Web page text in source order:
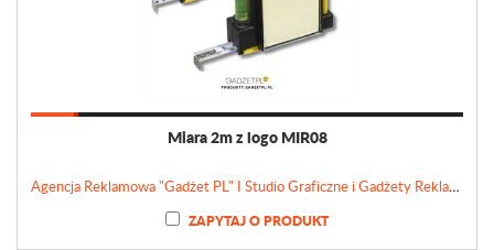
Miara 2m z logo MIR08
Agencja Reklamowa "Gadżet PL" I Studio Graficzne i Gadżety Reklamowe
ZAPYTAJ O PRODUKT